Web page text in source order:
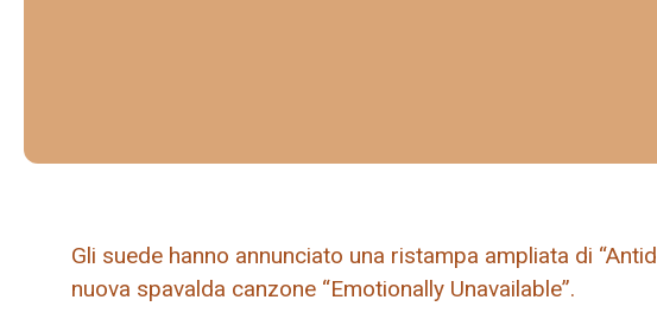
Gli suede hanno annunciato una ristampa ampliata di
nuova spavalda canzone “Emotionally Unavailable”.